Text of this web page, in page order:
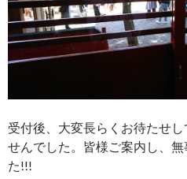
受付後、大変長らくお待たせ
せんでした。皆様ご案内し、
た!!!